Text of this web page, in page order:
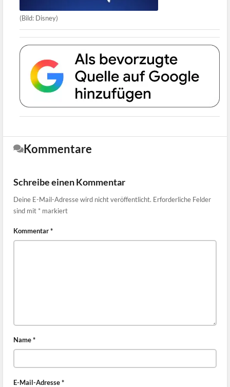
(Bild: Disney)
Kommentare
Schreibe einen Kommentar
Deine E-Mail-Adresse wird nicht veröffentlicht. Erforderliche Felder
sind mit * markiert
Kommentar*
Name*
E-Mail-Adresse*